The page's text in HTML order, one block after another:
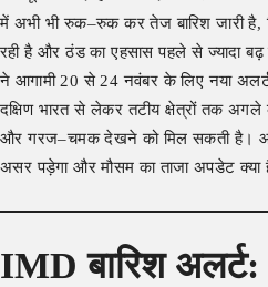
में अभी भी रुक–रुक कर तेज बारिश जारी है,
रही है और ठंड का एहसास पहले से ज्यादा बढ़
ने आगामी 20 से 24 नवंबर के लिए नया अलर्ट
दक्षिण भारत से लेकर तटीय क्षेत्रों तक अगले
और गरज–चमक देखने को मिल सकती है।
असर पड़ेगा और मौसम का ताजा अपडेट क्या
IMD बारिश